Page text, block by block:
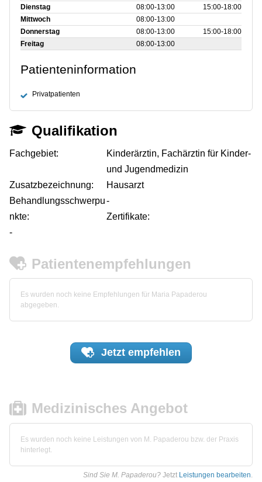
Dienstag
08:00‑13:00
15:00‑18:00
Mittwoch
08:00‑13:00
Donnerstag
08:00‑13:00
15:00‑18:00
Freitag
08:00‑13:00
Patienteninformation
Privatpatienten
Qualifikation
Fachgebiet:
Kinderärztin, Fachärztin für Kinder-
und Jugendmedizin
Zusatzbezeichnung:
Hausarzt
Behandlungsschwerpu
nkte:
-
Zertifikate:
-
Patientenempfehlungen
Es wurden noch keine Empfehlungen für Maria Papaderou
abgegeben.
Jetzt empfehlen
Medizinisches Angebot
Es wurden noch keine Leistungen von M. Papaderou bzw. der Praxis
hinterlegt.
Sind Sie M. Papaderou? Jetzt Leistungen bearbeiten.